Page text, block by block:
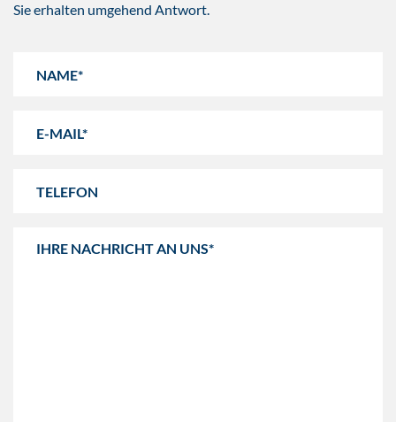
Sie erhalten umgehend Antwort.